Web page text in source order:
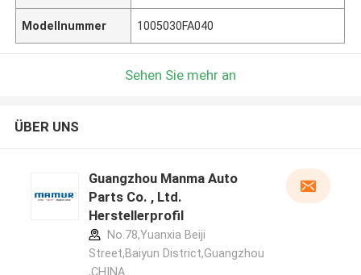
Modellnummer 1005030FA040
Sehen Sie mehr an
ÜBER UNS
Guangzhou Manma Auto
Parts Co. , Ltd.
Herstellerprofil
No.78,Yuanxia Beiji
Street,Baiyun District,Guangzhou
,CHINA